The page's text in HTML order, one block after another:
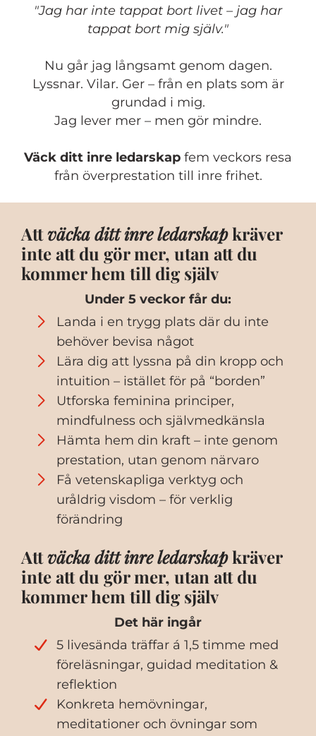
"Jag har inte tappat bort livet – jag har
tappat bort mig själv."
Nu går jag långsamt genom dagen.
Lyssnar. Vilar. Ger – från en plats som är
grundad i mig.
Jag lever mer – men gör mindre.
Väck ditt inre ledarskap fem veckors resa
från överprestation till inre frihet.
Attväcka ditt inre ledarskapkräver
inte att du gör mer, utan att du
kommer hem till dig själv
Under 5 veckor får du:
Landa i en trygg plats där du inte
behöver bevisa något
Lära dig att lyssna på din kropp och
intuition – istället för på “borden”
Utforska feminina principer,
mindfulness och självmedkänsla
Hämta hem din kraft – inte genom
prestation, utan genom närvaro
Få vetenskapliga verktyg och
uråldrig visdom – för verklig
förändring
Attväcka ditt inre ledarskapkräver
inte att du gör mer, utan att du
kommer hem till dig själv
Det här ingår
5 livesända träffar á 1,5 timme med
föreläsningar, guidad meditation &
reflektion
Konkreta hemövningar,
meditationer och övningar som